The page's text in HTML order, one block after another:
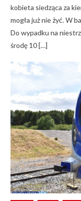
kobieta siedząca za
mogła już nie żyć. W
Do wypadku na
środę 10 […]